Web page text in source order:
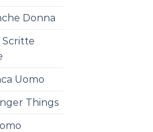
Donna
Scritte
Uomo
Things